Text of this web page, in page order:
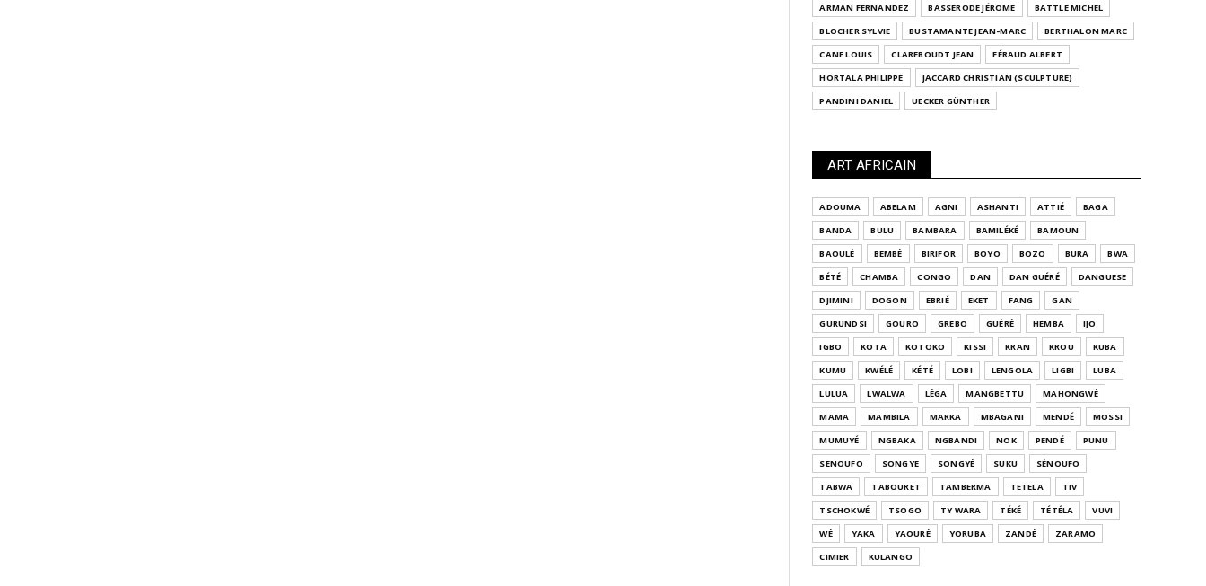
ARMAN FERNANDEZ BASSERODE JÉROME
BATTLE MICHEL
BLOCHER SYLVIE
BUSTAMANTE JEAN-MARC
BERTHALON MARC
CANE LOUIS
CLAREBOUDT JEAN
FÉRAUD ALBERT
HORTALA PHILIPPE
JACCARD CHRISTIAN (SCULPTURE)
PANDINI DANIEL
UECKER GÜNTHER
ART AFRICAIN
ADOUMA ABELAM AGNI ASHANTI ATTIÉ
BAGA
BANDA
BULU BAMBARA BAMILÉKÉ
BAMOUN
BAOULÉ
BEMBÉ BIRIFOR BOYO BOZO BURA
BWA
BÉTÉ
CHAMBA CONGO DAN DAN GUÉRÉ
DANGUESE
DJIMINI
DOGON EBRIÉ EKET FANG
GAN
GURUNDSI
GOURO GREBO GUÉRÉ HEMBA
IJO
IGBO
KOTA KOTOKO KISSI KRAN KROU
KUBA
KUMU
KWÉLÉ KÉTÉ LOBI LENGOLA LIGBI
LUBA
LULUA
LWALWA LÉGA MANGBETTU
MAHONGWÉ
MAMA
MAMBILA MARKA MBAGANI MENDÉ
MOSSI
MUMUYÉ
NGBAKA NGBANDI NOK PENDÉ
PUNU
SENOUFO
SONGYE SONGYÉ SUKU
SÉNOUFO
TABWA
TABOURET TAMBERMA TETELA
TIV
TSCHOKWÉ
TSOGO TY WARA TÉKÉ TÉTÉLA
VUVI
WÉ
YAKA YAOURÉ YORUBA ZANDÉ
ZARAMO
CIMIER
KULANGO